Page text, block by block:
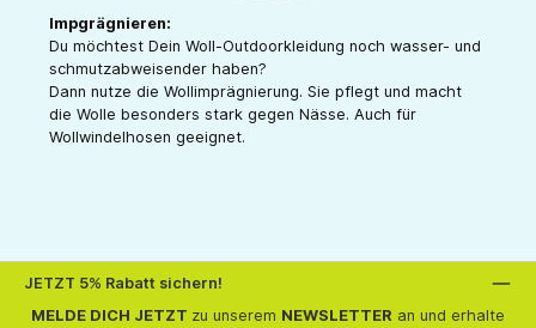
Impgrägnieren:
Du möchtest Dein Woll-Outdoorkleidung noch wasser- und
schmutzabweisender haben?
Dann nutze die Wollimprägnierung. Sie pflegt und macht
die Wolle besonders stark gegen Nässe. Auch für
Wollwindelhosen geeignet.
JETZT 5% Rabatt sichern!
MELDE DICH JETZT zu unserem NEWSLETTER an und erhalte